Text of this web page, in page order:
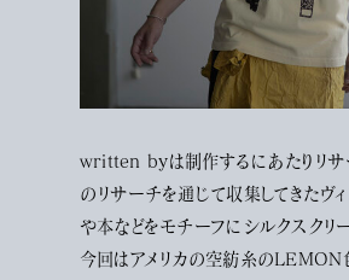
written byは制作するにあたりリサ
のリサーチを通じて収集してきたヴ
や本などをモチーフにシルクスクリー
今回はアメリカの空紡糸のLEMON